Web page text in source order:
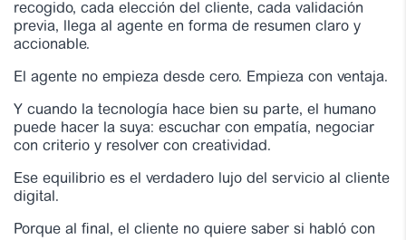
recogido, cada elección del cliente, cada validación
previa, llega al agente en forma de resumen claro y
accionable.
El agente no empieza desde cero. Empieza con ventaja.
Y cuando la tecnología hace bien su parte, el humano
puede hacer la suya: escuchar con empatía, negociar
con criterio y resolver con creatividad.
Ese equilibrio es el verdadero lujo del servicio al cliente
digital.
Porque al final, el cliente no quiere saber si habló con